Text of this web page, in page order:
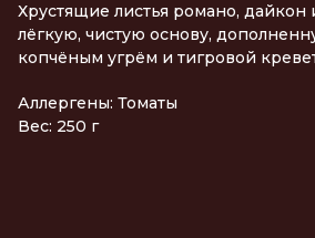
Хрустящие листья романо,
лёгкую, чистую основу,
копчёным угрём и тигровой
Аллергены: Томаты
Вес: 250 г